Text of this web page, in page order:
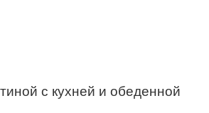
с кухней и обеденной